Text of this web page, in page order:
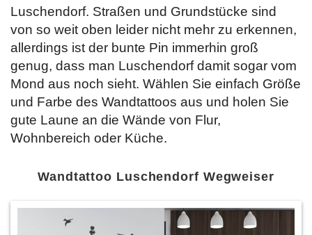
Luschendorf. Straßen und Grundstücke sind
von so weit oben leider nicht mehr zu erkennen,
allerdings ist der bunte Pin immerhin groß
genug, dass man Luschendorf damit sogar vom
Mond aus noch sieht. Wählen Sie einfach Größe
und Farbe des Wandtattoos aus und holen Sie
gute Laune an die Wände von Flur,
Wohnbereich oder Küche.
Wandtattoo Luschendorf Wegweiser